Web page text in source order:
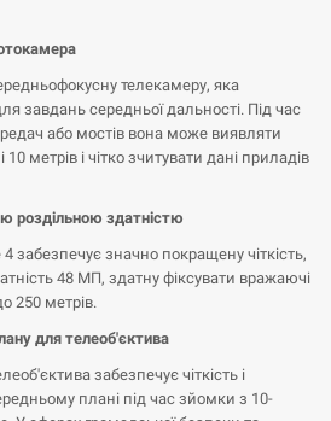
телекамеру, яка
завдань середньої дальності. Під час
або мостів вона може виявляти
метрів і чітко зчитувати дані приладів
роздільною здатністю
забезпечує значно покращену чіткість,
48 МП, здатну фіксувати вражаючі
250 метрів.
для телеоб'єктива
забезпечує чіткість і
плані під час зйомки з 10-